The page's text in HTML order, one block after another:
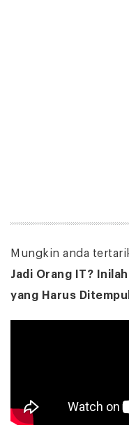
Mungkin anda
Jadi Orang IT?
yang Harus